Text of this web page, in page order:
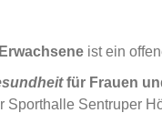
ist ein
für Frauen
Sporthalle Sentruper